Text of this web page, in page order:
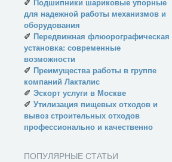
✐ Подшипники шариковые упорные
для надежной работы механизмов и
оборудования
✐ Передвижная флюорографическая
установка: современные
возможности
✐ Преимущества работы в группе
компаний Лакталис
✐ Эскорт услуги в Москве
✐ Утилизация пищевых отходов и
вывоз строительных отходов
профессионально и качественно
ПОПУЛЯРНЫЕ СТАТЬИ